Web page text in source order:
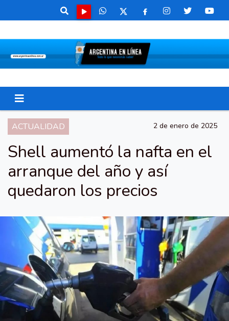
ACTUALIDAD 2 de enero de 2025
Shell aumentó la nafta en el
arranque del año y así
quedaron los precios